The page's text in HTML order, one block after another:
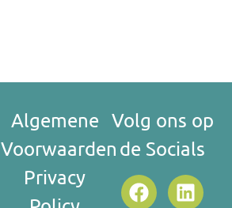
Algemene
Voorwaarden
Privacy
Volg ons op
de Socials